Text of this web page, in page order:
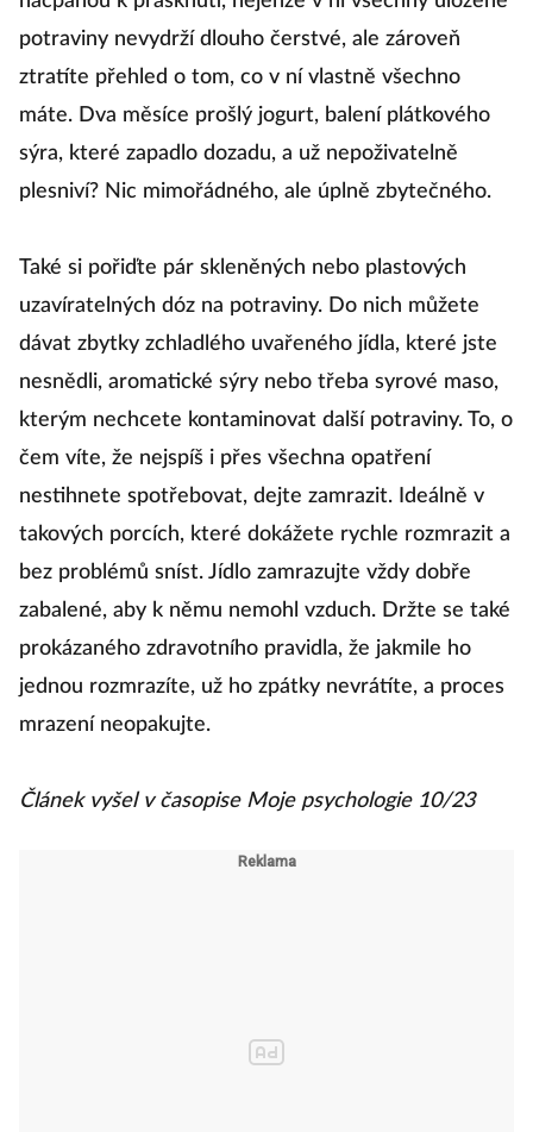
potraviny nevydrží dlouho čerstvé, ale zároveň
ztratíte přehled o tom, co v ní vlastně všechno
máte. Dva měsíce prošlý jogurt, balení plátkového
sýra, které zapadlo dozadu, a už nepoživatelně
plesniví? Nic mimořádného, ale úplně zbytečného.
Také si pořiďte pár skleněných nebo plastových
uzavíratelných dóz na potraviny. Do nich můžete
dávat zbytky zchladlého uvařeného jídla, které jste
nesnědli, aromatické sýry nebo třeba syrové maso,
kterým nechcete kontaminovat další potraviny. To, o
čem víte, že nejspíš i přes všechna opatření
nestihnete spotřebovat, dejte zamrazit. Ideálně v
takových porcích, které dokážete rychle rozmrazit a
bez problémů sníst. Jídlo zamrazujte vždy dobře
zabalené, aby k němu nemohl vzduch. Držte se také
prokázaného zdravotního pravidla, že jakmile ho
jednou rozmrazíte, už ho zpátky nevrátíte, a proces
mrazení neopakujte.
Článek vyšel v časopise Moje psychologie 10/23